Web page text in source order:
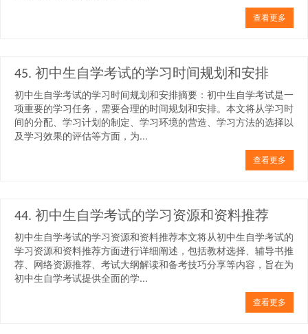
查看更多
45. 初中生自学考试的学习时间规划和安排
初中生自学考试的学习时间规划和安排摘要：初中生自学考试是一
项重要的学习任务，需要合理的时间规划和安排。本文将从学习时
间的分配、学习计划的制定、学习环境的营造、学习方法的选择以
及学习效果的评估等方面，为...
查看更多
44. 初中生自学考试的学习资源和资料推荐
初中生自学考试的学习资源和资料推荐本文将从初中生自学考试的
学习资源和资料推荐方面进行详细阐述，包括教材选择、辅导书推
荐、网络资源推荐、考试大纲解读和备考技巧分享等内容，旨在为
初中生自学考试提供全面的学...
查看更多